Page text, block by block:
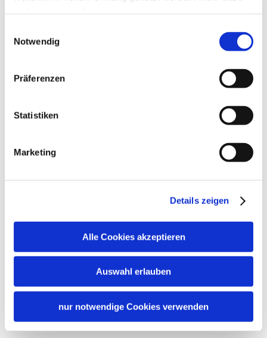
steht in unserer Datenschutzerklärung.
gelistet.
Notwendig
Präferenzen
Statistiken
Marketing
Details zeigen
Alle Cookies akzeptieren
Auswahl erlauben
nur notwendige Cookies verwenden